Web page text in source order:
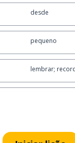
desde
pequeno
lembrar;